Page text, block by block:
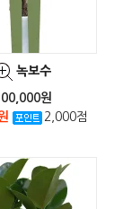
녹보수
원
2,000점